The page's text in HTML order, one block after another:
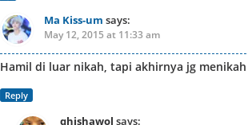
Ma Kiss-um says:
May 12, 2015 at 11:33 am
Hamil di luar nikah, tapi akhirnya jg menikah
Reply
qhishawol says: